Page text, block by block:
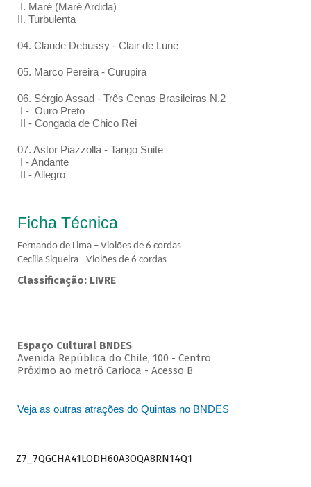
I. Maré (Maré Ardida)
II. Turbulenta
04. Claude Debussy - Clair de Lune
05. Marco Pereira - Curupira
06. Sérgio Assad - Três Cenas Brasileiras N.2
I - Ouro Preto
II - Congada de Chico Rei
07. Astor Piazzolla - Tango Suite
I - Andante
II - Allegro
Ficha Técnica
Fernando de Lima – Violões de 6 cordas
Cecília Siqueira - Violões de 6 cordas
Classificação: LIVRE
Espaço Cultural BNDES
Avenida República do Chile, 100 - Centro
Próximo ao metrô Carioca - Acesso B
Veja as outras atrações do Quintas no BNDES
Z7_7QGCHA41LODH60A3OQA8RN14Q1